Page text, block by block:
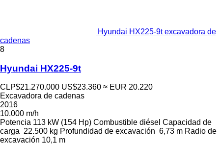
Hyundai HX225-9t excavadora de
cadenas
8
Hyundai HX225-9t
CLP$21.270.000 US$23.360 ≈ EUR 20.220
Excavadora de cadenas
2016
10.000 m/h
Potencia 113 kW (154 Hp) Combustible diésel Capacidad de
carga 22.500 kg Profundidad de excavación 6,73 m Radio de
excavación 10,1 m